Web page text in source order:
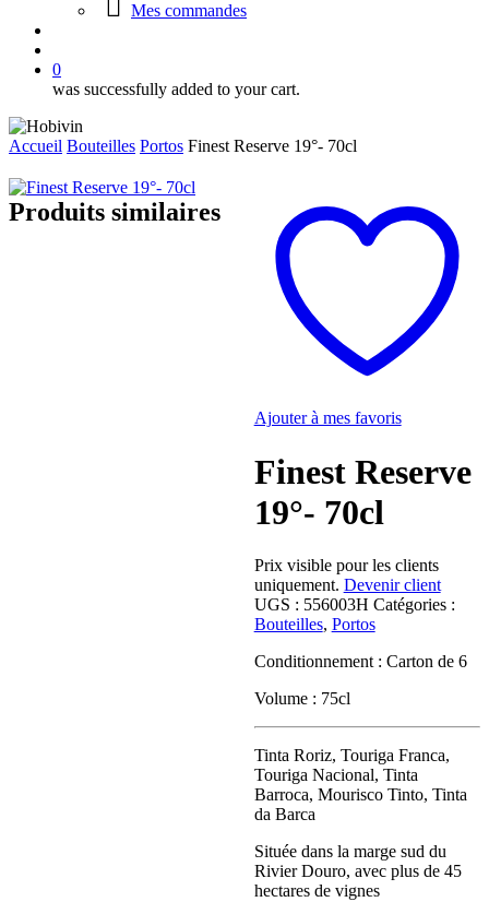
Mes commandes
0
was successfully added to your cart.
Accueil Bouteilles Portos Finest Reserve 19°- 70cl
Ajouter à mes favoris
Finest Reserve
19°- 70cl
Prix visible pour les clients
uniquement. Devenir client
UGS : 556003H Catégories :
Bouteilles, Portos
Conditionnement : Carton de 6
Volume : 75cl
Tinta Roriz, Touriga Franca,
Touriga Nacional, Tinta
Barroca, Mourisco Tinto, Tinta
da Barca
Située dans la marge sud du
Rivier Douro, avec plus de 45
hectares de vignes
Produits similaires